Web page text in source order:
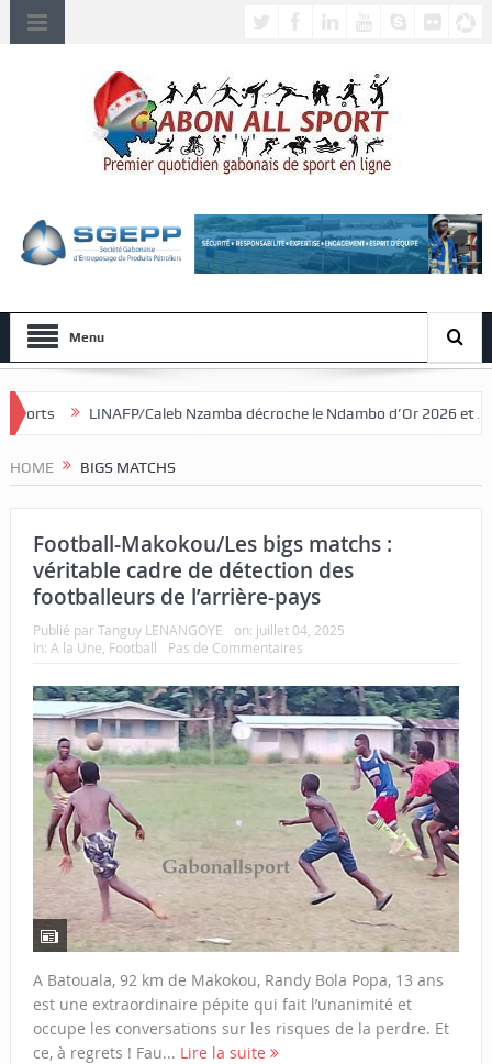
Menu
Caleb Nzamba décroche le Ndambo d’Or 2026 et Alain Djissikadié
HOME BIGS MATCHS
Football-Makokou/Les bigs matchs :
véritable cadre de détection des
footballeurs de l’arrière-pays
Publié parTanguy LENANGOYE on: juillet 04, 2025
In: A la Une Football Pas de Commentaires
A Batouala, 92 km de Makokou, Randy Bola Popa, 13 ans
est une extraordinaire pépite qui fait l’unanimité et
occupe les conversations sur les risques de la perdre. Et
ce, à regrets ! Fau... Lire la suite